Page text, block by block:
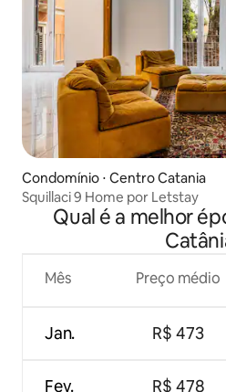
Condomínio ⋅ Centro Catania
Squillaci 9 Home por Letstay
Qual é a melhor
Mês
Jan.
Fev.
Preço médio
R$ 473
R$ 478